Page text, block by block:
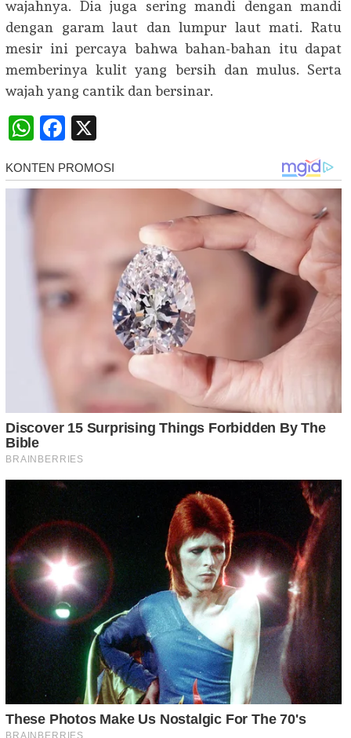
wajahnya. Dia juga sering mandi dengan mandi
dengan garam laut dan lumpur laut mati. Ratu
mesir ini percaya bahwa bahan-bahan itu dapat
memberinya kulit yang bersih dan mulus. Serta
wajah yang cantik dan bersinar.
WhatsApp
Facebook